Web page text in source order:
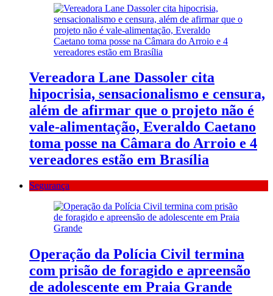
Vereadora Lane Dassoler cita
hipocrisia, sensacionalismo e censura,
além de afirmar que o projeto não é
vale-alimentação, Everaldo Caetano
toma posse na Câmara do Arroio e 4
vereadores estão em Brasília
Segurança
Operação da Polícia Civil termina
com prisão de foragido e apreensão
de adolescente em Praia Grande